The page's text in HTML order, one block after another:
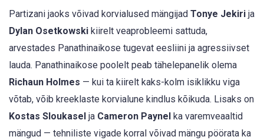
Partizani jaoks võivad korvialused mängijad Tonye Jekiri ja
Dylan Osetkowski kiirelt veaprobleemi sattuda,
arvestades Panathinaikose tugevat eesliini ja agressiivset
lauda. Panathinaikose poolelt peab tähelepanelik olema
Richaun Holmes — kui ta kiirelt kaks-kolm isiklikku viga
võtab, võib kreeklaste korvialune kindlus kõikuda. Lisaks on
Kostas Sloukasel ja Cameron Paynel ka varemveaaltid
mängud — tehniliste vigade korral võivad mängu pöörata ka